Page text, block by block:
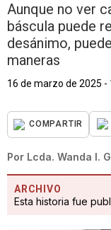
Aunque no ver
báscula puede
desánimo,
maneras
16 de marzo de 2025 -
COMPARTIR
Por Lcda. Wanda I.
ARCHIVO
Esta historia fue